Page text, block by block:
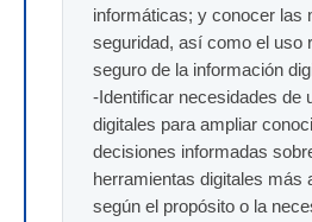
informáticas; y conocer las
seguridad, así como el uso
seguro de la información
-Identificar necesidades de
digitales para ampliar
decisiones informadas
herramientas digitales más
según el propósito o la